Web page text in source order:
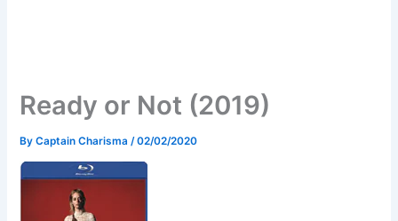
Ready or Not (2019)
ByCaptain Charisma /02/02/2020